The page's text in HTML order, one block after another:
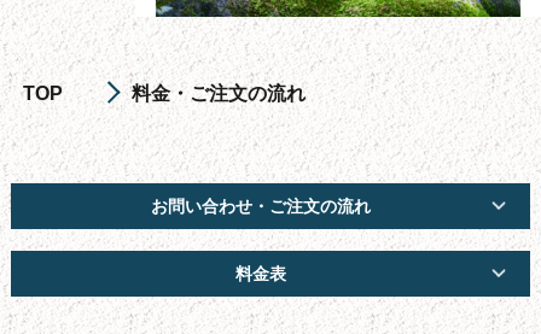
TOP 料金・ご注文の流れ
お墓のリフォーム・修繕
お墓じまい
お墓の引っ越し
文字彫り
採用情報
お問い合わせ・ご注文の流れ
料金表